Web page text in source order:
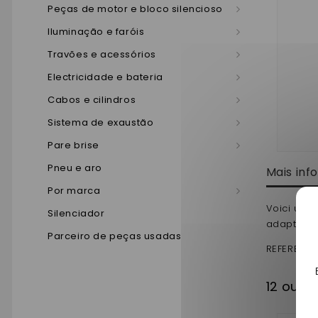
Peças de motor e bloco silencioso
Iluminação e faróis
Travões e acessórios
Electricidade e bateria
Cabos e cilindros
Sistema de exaustão
Pare brise
Pneu e aro
Por marca
Silenciador
Parceiro de peças usadas
Mais
Voici un
12